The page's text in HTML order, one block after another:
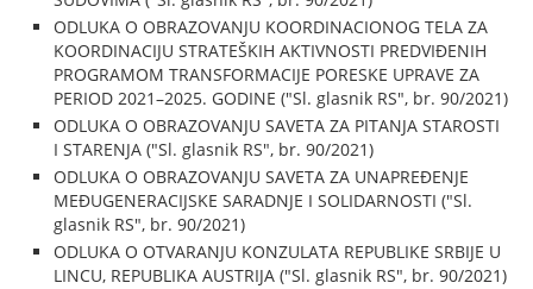
ODLUKA O OBRAZOVANJU KOORDINACIONOG TELA ZA
KOORDINACIJU STRATEŠKIH AKTIVNOSTI PREDVIĐENIH
PROGRAMOM TRANSFORMACIJE PORESKE UPRAVE ZA
PERIOD 2021–2025. GODINE ("Sl. glasnik RS", br. 90/2021)
ODLUKA O OBRAZOVANJU SAVETA ZA PITANJA STAROSTI
I STARENJA ("Sl. glasnik RS", br. 90/2021)
ODLUKA O OBRAZOVANJU SAVETA ZA UNAPREĐENJE
MEĐUGENERACIJSKE SARADNJE I SOLIDARNOSTI ("Sl.
glasnik RS", br. 90/2021)
ODLUKA O OTVARANJU KONZULATA REPUBLIKE SRBIJE U
LINCU, REPUBLIKA AUSTRIJA ("Sl. glasnik RS", br. 90/2021)